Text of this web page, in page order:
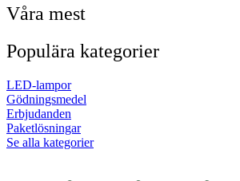
Våra mest
Populära kategorier
LED-lampor
Gödningsmedel
Erbjudanden
Paketlösningar
Se alla kategorier